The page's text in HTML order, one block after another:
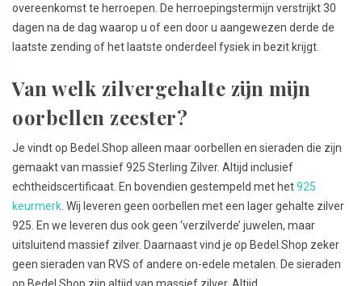
overeenkomst te herroepen. De herroepingstermijn verstrijkt 30
dagen na de dag waarop u of een door u aangewezen derde de
laatste zending of het laatste onderdeel fysiek in bezit krijgt.
Van welk zilvergehalte zijn mijn
oorbellen zeester?
Je vindt op Bedel.Shop alleen maar oorbellen en sieraden die zijn
gemaakt van massief 925 Sterling Zilver. Altijd inclusief
echtheidscertificaat. En bovendien gestempeld met het925
keurmerk . Wij leveren geen oorbellen met een lager gehalte zilver
925. En we leveren dus ook geen ‘verzilverde’ juwelen, maar
uitsluitend massief zilver. Daarnaast vind je op Bedel.Shop zeker
geen sieraden van RVS of andere on-edele metalen. De sieraden
op Bedel.Shop zijn altijd van massief zilver. Altijd.